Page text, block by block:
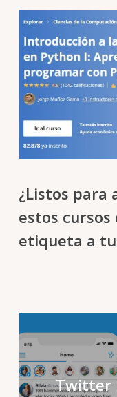
¿Listos para
estos cursos
etiqueta a
Twitter